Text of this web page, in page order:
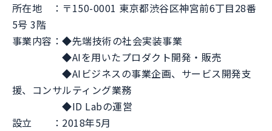
所在地 ：〒150-0001 東京都渋谷区神宮前6丁目28番
5号 3階
事業内容：◆先端技術の社会実装事業
◆AIを用いたプロダクト開発・販売
◆AIビジネスの事業企画、サービス開発支
援、コンサルティング業務
◆ID Labの運営
設立 ：2018年5月